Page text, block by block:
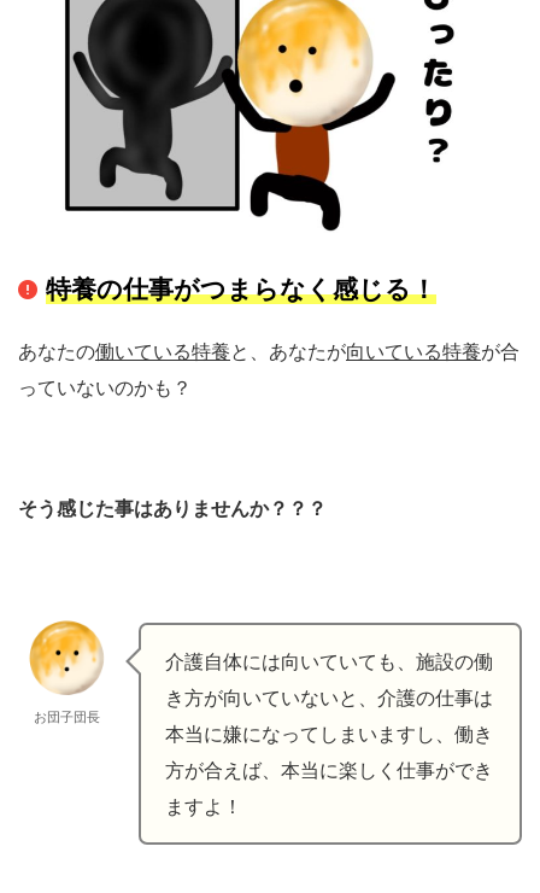
特養の仕事がつまらなく感じる！
あなたの働いている特養と、あなたが向いている特養が合
っていないのかも？
そう感じた事はありませんか？？？
お団子団長
介護自体には向いていても、施設の働
き方が向いていないと、介護の仕事は
本当に嫌になってしまいますし、働き
方が合えば、本当に楽しく仕事ができ
ますよ！